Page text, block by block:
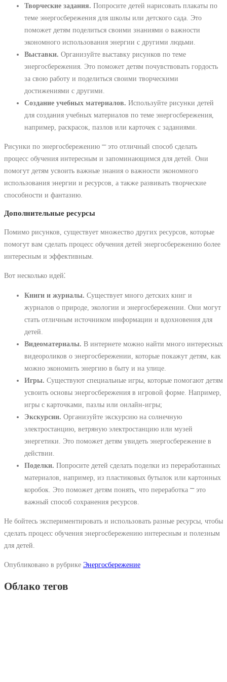
Творческие задания. Попросите детей нарисовать плакаты по
теме энергосбережения для школы или детского сада. Это
поможет детям поделиться своими знаниями о важности
экономного использования энергии с другими людьми.
Выставки. Организуйте выставку рисунков по теме
энергосбережения. Это поможет детям почувствовать гордость
за свою работу и поделиться своими творческими
достижениями с другими.
Создание учебных материалов. Используйте рисунки детей
для создания учебных материалов по теме энергосбережения,
например, раскрасок, пазлов или карточек с заданиями.
Рисунки по энергосбережению ⎻ это отличный способ сделать
процесс обучения интересным и запоминающимся для детей. Они
помогут детям усвоить важные знания о важности экономного
использования энергии и ресурсов, а также развивать творческие
способности и фантазию.
Дополнительные ресурсы
Помимо рисунков, существует множество других ресурсов, которые
помогут вам сделать процесс обучения детей энергосбережению более
интересным и эффективным.
Вот несколько идей⁚
Книги и журналы. Существует много детских книг и
журналов о природе, экологии и энергосбережении. Они могут
стать отличным источником информации и вдохновения для
детей.
Видеоматериалы. В интернете можно найти много интересных
видеороликов о энергосбережении, которые покажут детям, как
можно экономить энергию в быту и на улице.
Игры. Существуют специальные игры, которые помогают детям
усвоить основы энергосбережения в игровой форме. Например,
игры с карточками, пазлы или онлайн-игры;
Экскурсии. Организуйте экскурсию на солнечную
электростанцию, ветряную электростанцию или музей
энергетики. Это поможет детям увидеть энергосбережение в
действии.
Поделки. Попросите детей сделать поделки из переработанных
материалов, например, из пластиковых бутылок или картонных
коробок. Это поможет детям понять, что переработка ⎻ это
важный способ сохранения ресурсов.
Не бойтесь экспериментировать и использовать разные ресурсы, чтобы
сделать процесс обучения энергосбережению интересным и полезным
для детей.
Опубликовано в рубрике Энергосбережение
Облако тегов